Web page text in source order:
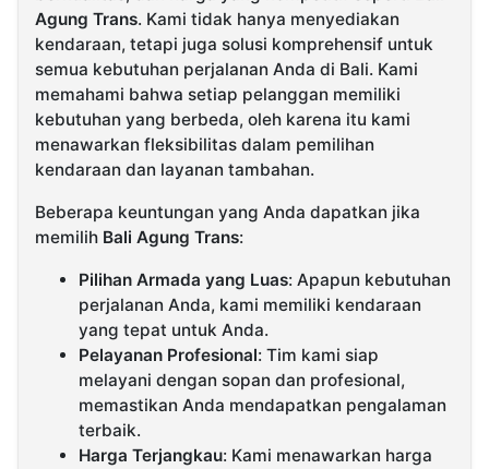
Agung Trans. Kami tidak hanya menyediakan
kendaraan, tetapi juga solusi komprehensif untuk
semua kebutuhan perjalanan Anda di Bali. Kami
memahami bahwa setiap pelanggan memiliki
kebutuhan yang berbeda, oleh karena itu kami
menawarkan fleksibilitas dalam pemilihan
kendaraan dan layanan tambahan.
Beberapa keuntungan yang Anda dapatkan jika
memilih Bali Agung Trans:
Pilihan Armada yang Luas: Apapun kebutuhan
perjalanan Anda, kami memiliki kendaraan
yang tepat untuk Anda.
Pelayanan Profesional: Tim kami siap
melayani dengan sopan dan profesional,
memastikan Anda mendapatkan pengalaman
terbaik.
Harga Terjangkau: Kami menawarkan harga